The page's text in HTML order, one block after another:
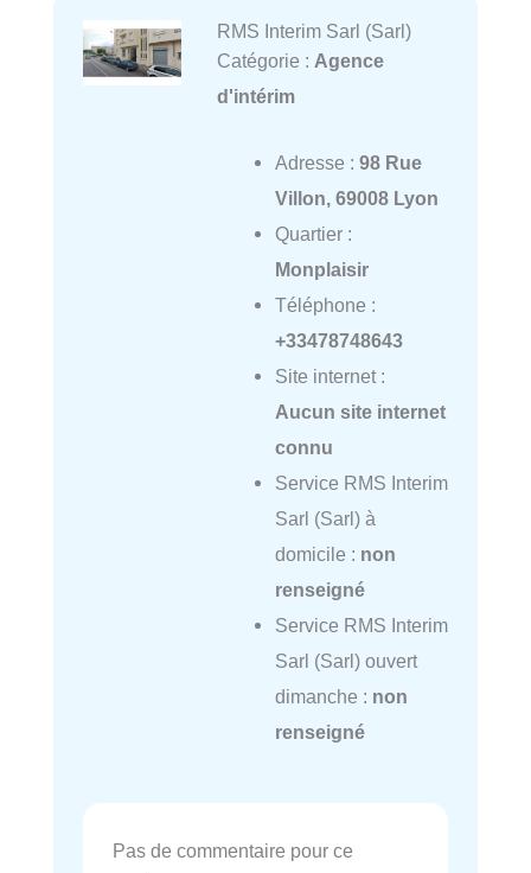
RMS Interim Sarl (Sarl)
Catégorie : Agence
d'intérim
Adresse : 98 Rue
Villon, 69008 Lyon
Quartier :
Monplaisir
Téléphone :
+33478748643
Site internet :
Aucun site internet
connu
Service RMS Interim
Sarl (Sarl) à
domicile : non
renseigné
Service RMS Interim
Sarl (Sarl) ouvert
dimanche : non
renseigné
Pas de commentaire pour ce